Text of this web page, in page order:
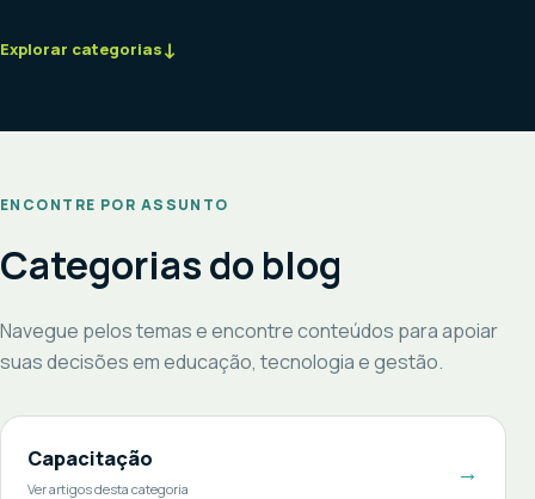
Explorar categorias↓
ENCONTRE POR ASSUNTO
Categorias do blog
Navegue pelos temas e encontre conteúdos para apoiar
suas decisões em educação, tecnologia e gestão.
Capacitação
Ver artigos desta categoria
→